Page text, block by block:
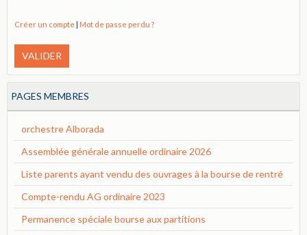
Créer un compte | Mot de passe perdu ?
VALIDER
PAGES MEMBRES
orchestre Alborada
Assemblée générale annuelle ordinaire 2026
Liste parents ayant vendu des ouvrages à la bourse de rentré
Compte-rendu AG ordinaire 2023
Permanence spéciale bourse aux partitions